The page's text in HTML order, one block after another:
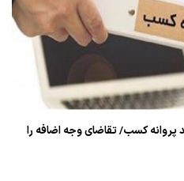
پروانه كسب/ تقاضای وجه اضافه را